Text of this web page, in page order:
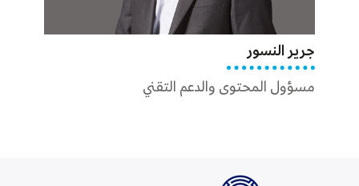
جرير النسور
مسؤول المحتوى والدعم التقني